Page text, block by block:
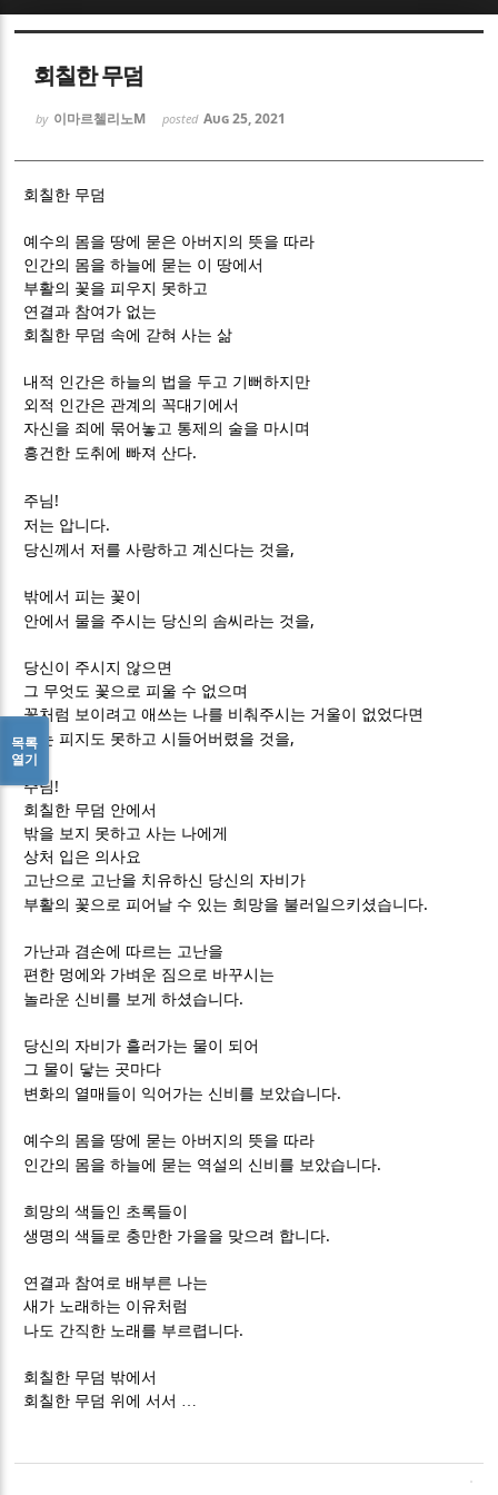
회칠한 무덤
by 이마르첼리노M posted Aug 25, 2021
회칠한 무덤
예수의 몸을 땅에 묻은 아버지의 뜻을 따라
인간의 몸을 하늘에 묻는 이 땅에서
부활의 꽃을 피우지 못하고
연결과 참여가 없는
회칠한 무덤 속에 갇혀 사는 삶
내적 인간은 하늘의 법을 두고 기뻐하지만
외적 인간은 관계의 꼭대기에서
자신을 죄에 묶어놓고 통제의 술을 마시며
흥건한 도취에 빠져 산다.
주님 !
저는 압니다.
당신께서 저를 사랑하고 계신다는 것을,
밖에서 피는 꽃이
안에서 물을 주시는 당신의 솜씨라는 것을,
당신이 주시지 않으면
그 무엇도 꽃으로 피울 수 없으며
꽃처럼 보이려고 애쓰는 나를 비춰주시는 거울이 없었다면
나는 피지도 못하고 시들어버렸을 것을,
주님 !
회칠한 무덤 안에서
밖을 보지 못하고 사는 나에게
상처 입은 의사요
고난으로 고난을 치유하신 당신의 자비가
부활의 꽃으로 피어날 수 있는 희망을 불러일으키셨습니다.
가난과 겸손에 따르는 고난을
편한 멍에와 가벼운 짐으로 바꾸시는
놀라운 신비를 보게 하셨습니다.
당신의 자비가 흘러가는 물이 되어
그 물이 닿는 곳마다
변화의 열매들이 익어가는 신비를 보았습니다.
예수의 몸을 땅에 묻는 아버지의 뜻을 따라
인간의 몸을 하늘에 묻는 역설의 신비를 보았습니다.
희망의 색들인 초록들이
생명의 색들로 충만한 가을을 맞으려 합니다.
연결과 참여로 배부른 나는
새가 노래하는 이유처럼
나도 간직한 노래를 부르렵니다.
회칠한 무덤 밖에서
회칠한 무덤 위에 서서
목록
열기
Sketchbook5, 스케치북5
Sketchbook5, 스케치북5
Sketchbook5, 스케치북5
Sketchbook5, 스케치북5